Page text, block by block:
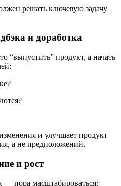
понимать, как люди
решать ключевую задачу
и доработка
и улучшает продукт
а не предположений.